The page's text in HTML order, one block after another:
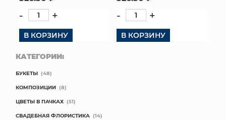
- +
В КОРЗИНУ
- +
В КОРЗИНУ
КАТЕГОРИИ:
БУКЕТЫ (48)
КОМПОЗИЦИИ (8)
ЦВЕТЫ В ПАЧКАХ (51)
СВАДЕБНАЯ ФЛОРИСТИКА (14)